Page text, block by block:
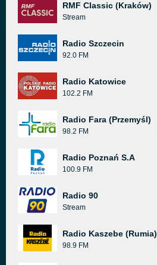
RMF Classic (Kraków)
Stream
Radio Szczecin
92.0 FM
Radio Katowice
102.2 FM
Radio Fara (Przemyśl)
98.2 FM
Radio Poznań S.A
100.9 FM
Radio 90
Stream
Radio Kaszebe (Rumia)
98.9 FM